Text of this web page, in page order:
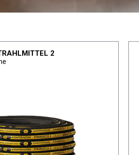
2